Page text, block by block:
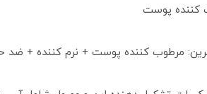
کننده پوست
مرطوب کننده پوست + نرم کننده +